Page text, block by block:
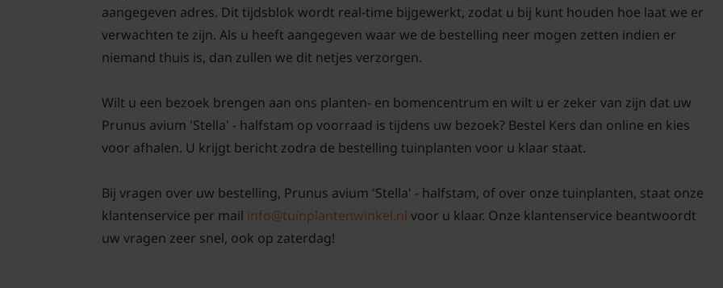
aangegeven adres. Dit tijdsblok wordt real-time bijgewerkt, zodat u bij kunt houden hoe laat we er
verwachten te zijn. Als u heeft aangegeven waar we de bestelling neer mogen zetten indien er
niemand thuis is, dan zullen we dit netjes verzorgen.
Wilt u een bezoek brengen aan ons planten- en bomencentrum en wilt u er zeker van zijn dat uw
Prunus avium 'Stella' - halfstam op voorraad is tijdens uw bezoek? Bestel Kers dan online en kies
voor afhalen. U krijgt bericht zodra de bestelling tuinplanten voor u klaar staat.
Bij vragen over uw bestelling, Prunus avium 'Stella' - halfstam, of over onze tuinplanten, staat onze
klantenservice per mail info@tuinplantenwinkel.nl voor u klaar. Onze klantenservice beantwoordt
uw vragen zeer snel, ook op zaterdag!